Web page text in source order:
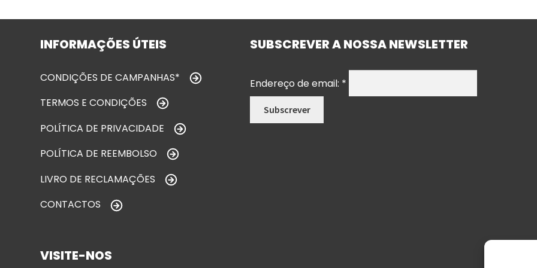
INFORMAÇÕES ÚTEIS
CONDIÇÕES DE CAMPANHAS*
TERMOS E CONDIÇÕES
POLÍTICA DE PRIVACIDADE
POLÍTICA DE REEMBOLSO
LIVRO DE RECLAMAÇÕES
CONTACTOS
SUBSCREVER A NOSSA NEWSLETTER
Endereço de email: *
VISITE-NOS